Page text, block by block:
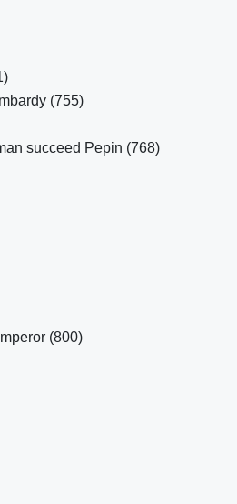
(755)
succeed Pepin (768)
(800)